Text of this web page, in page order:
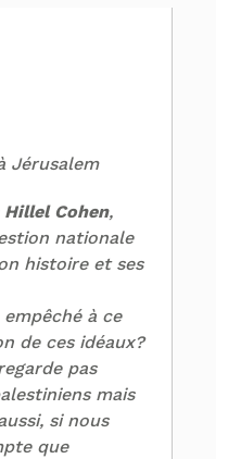
Jérusalem
Hillel Cohen,
nationale
histoire et ses
à ce
de ces idéaux?
pas
mais
si nous
que